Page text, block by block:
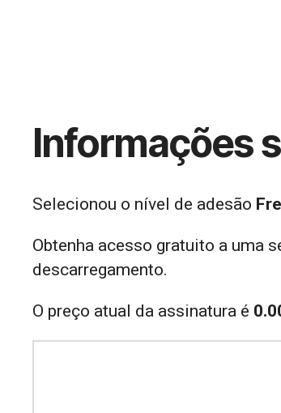
Informações
Selecionou o nível de adesão
Obtenha acesso gratuito a uma
descarregamento.
O preço atual da assinatura é